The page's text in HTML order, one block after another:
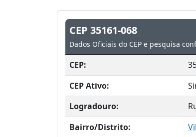
CEP 35161-068
Dados Oficiais do CEP e pesquisa
CEP:
CEP Ativo:
Logradouro:
Bairro/Distrito: